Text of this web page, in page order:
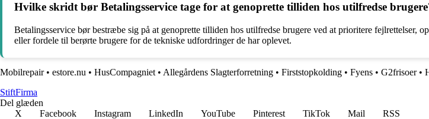
Hvilke skridt bør Betalingsservice tage for at genoprette tilliden hos utilfredse
Betalingsservice bør bestræbe sig på at genoprette tilliden hos utilfredse brugere ved at prioritere fejlrettelser,
eller fordele til berørte brugere for de tekniske udfordringer de har oplevet.
Mobilrepair• estore.nu • HusCompagniet • Allegårdens Slagterforretning • Firststopkolding • Fyens • G2frisoer•
StiftFirma
Del glæden
X
Facebook Instagram LinkedIn YouTube Pinterest TikTok Mail
RSS